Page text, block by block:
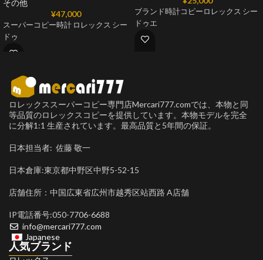
その他
¥47,000
スーパーコピー時計 ロレックス シー
ドゥ
ブランド時計コピーロレックス シー
ドゥエ
ロレックススーパーコピー専門店Mercari777.comでは、本物と同
等品質のロレックスコピーを提供しています。本物モデルを完全
に分解1:1 生産されています。最高品質と5年間の保証。
日本担当者: 佐藤 敬一
日本倉庫:東京都中野区中野5-52-15
店舗住所：中国広東省広州市越秀区站西路 A店舗
IP電話番号:050-7706-6688
info@mercari777.com
Japanese
人気ブランド